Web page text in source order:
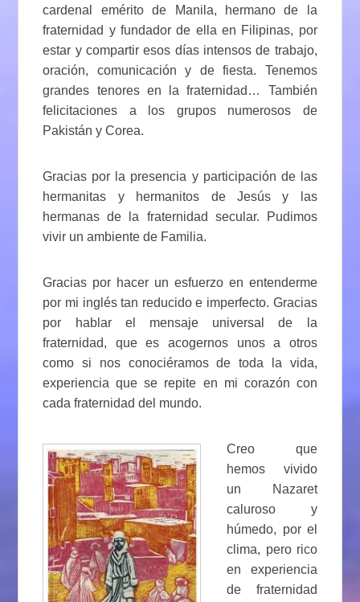
cardenal emérito de Manila, hermano de la
fraternidad y fundador de ella en Filipinas, por
estar y compartir esos días intensos de trabajo,
oración, comunicación y de fiesta. Tenemos
grandes tenores en la fraternidad… También
felicitaciones a los grupos numerosos de
Pakistán y Corea.
Gracias por la presencia y participación de las
hermanitas y hermanitos de Jesús y las
hermanas de la fraternidad secular. Pudimos
vivir un ambiente de Familia.
Gracias por hacer un esfuerzo en entenderme
por mi inglés tan reducido e imperfecto. Gracias
por hablar el mensaje universal de la
fraternidad, que es acogernos unos a otros
como si nos conociéramos de toda la vida,
experiencia que se repite en mi corazón con
cada fraternidad del mundo.
Creo que
hemos vivido
un Nazaret
caluroso y
húmedo, por el
clima, pero rico
en experiencia
de fraternidad